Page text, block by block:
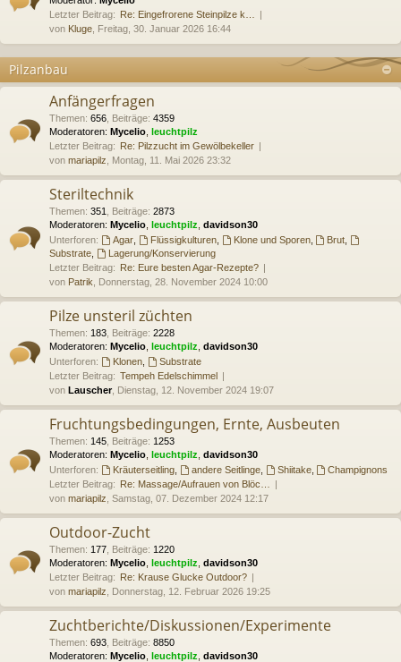
Letzter Beitrag: Re: Eingefrorene Steinpilze k…
von Kluge , Freitag, 30. Januar 2026 16:44
Pilzanbau
Anfängerfragen
Themen: 656 Beiträge: 4359
Moderatoren: Mycelio leuchtpilz
Letzter Beitrag: Re: Pilzzucht im Gewölbekeller
von mariapilz , Montag, 11. Mai 2026 23:32
Steriltechnik
Themen: 351 Beiträge: 2873
Moderatoren: Mycelio leuchtpilz davidson30
Unterforen:
Agar, Flüssigkulturen, Klone und Sporen, Brut
Substrate
Lagerung/Konservierung
Letzter Beitrag: Re: Eure besten Agar-Rezepte?
von Patrik , Donnerstag, 28. November 2024 10:00
Pilze unsteril züchten
Themen: 183 Beiträge: 2228
Moderatoren: Mycelio leuchtpilz davidson30
Unterforen:
Klonen,
Substrate
Letzter Beitrag: Tempeh Edelschimmel
von Lauscher, Dienstag, 12. November 2024 19:07
Fruchtungsbedingungen, Ernte, Ausbeuten
Themen: 145 Beiträge: 1253
Moderatoren: Mycelio leuchtpilz davidson30
Unterforen:
Kräuterseitling, andere Seitlinge, Shiitake,
Champignons
Letzter Beitrag: Re: Massage/Aufrauen von Blöc…
von mariapilz , Samstag, 07. Dezember 2024 12:17
Outdoor-Zucht
Themen: 177 Beiträge: 1220
Moderatoren: Mycelio leuchtpilz davidson30
Letzter Beitrag: Re: Krause Glucke Outdoor?
von mariapilz , Donnerstag, 12. Februar 2026 19:25
Zuchtberichte/Diskussionen/Experimente
Themen: 693 Beiträge: 8850
Moderatoren: Mycelio leuchtpilz davidson30